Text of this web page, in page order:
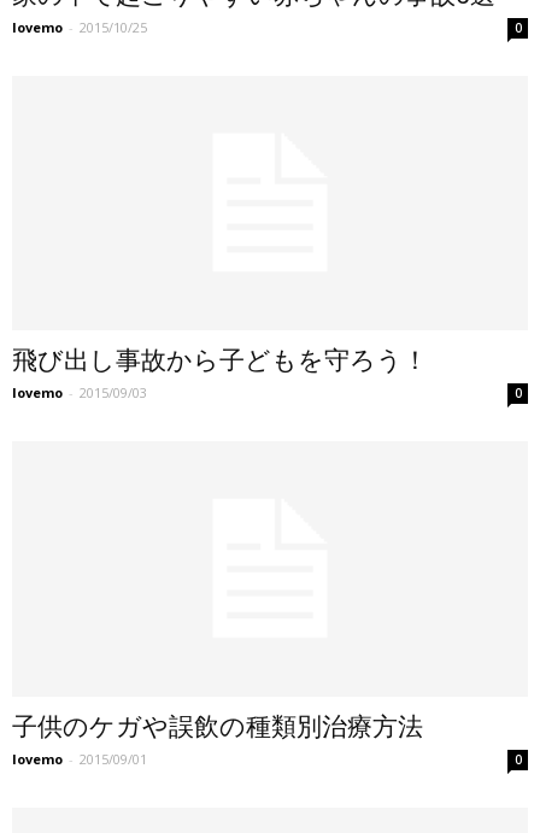
lovemo - 2015/10/25 0
飛び出し事故から子どもを守ろう！
lovemo - 2015/09/03 0
子供のケガや誤飲の種類別治療方法
lovemo - 2015/09/01 0